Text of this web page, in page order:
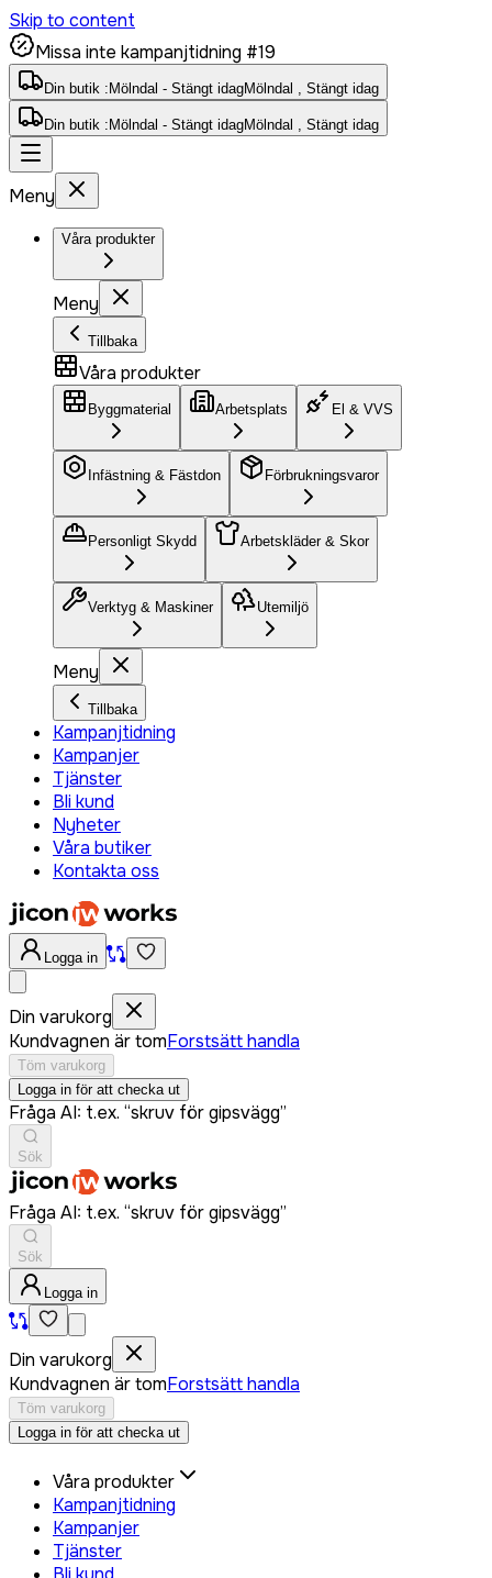
Skip to content
Missa inte kampanjtidning #19
Din butik : Mölndal - Stängt idagMölndal , Stängt idag
Din butik : Mölndal - Stängt idagMölndal , Stängt idag
Meny
Våra produkter
Meny
Tillbaka
Våra produkter
Byggmaterial Arbetsplats El & VVS
Infästning & Fästdon Förbrukningsvaror
Personligt Skydd Arbetskläder & Skor
Verktyg & Maskiner Utemiljö
Meny
Tillbaka
Kampanjtidning
Kampanjer
Tjänster
Bli kund
Nyheter
Våra butiker
Kontakta oss
Logga in
Din varukorg
Kundvagnen är tomForstsätt handla
Töm varukorg
Logga in för att checka ut
Fråga AI: t.ex. “skruv för gipsvägg”
Sök
Fråga AI: t.ex. “skruv för gipsvägg”
Sök
Logga in
Din varukorg
Kundvagnen är tomForstsätt handla
Töm varukorg
Logga in för att checka ut
Våra produkter
Kampanjtidning
Kampanjer
Tjänster